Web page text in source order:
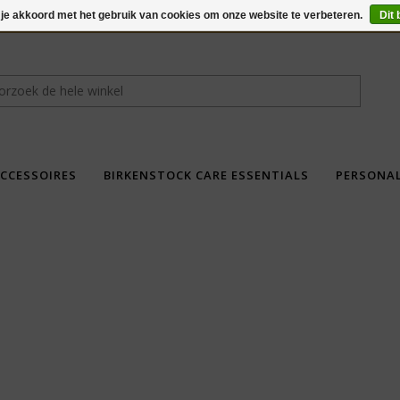
BIRKENSTOCK CARE ESSENTIALS
akkoord met het gebruik van cookies om onze website te verbeteren. Dit